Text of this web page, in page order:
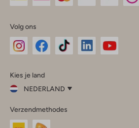
Volg ons
InstagramFacebook
Kies je land
NEDERLAND
je
land
Verzendmethodes